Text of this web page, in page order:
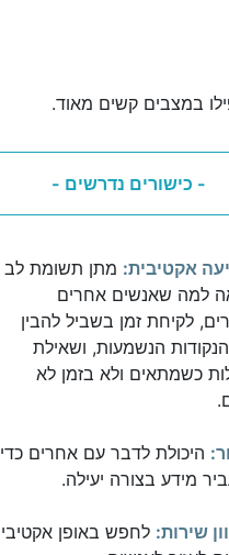
במצבים קשים מאוד.
- כישורים נדרשים -
אקטיבית: מתן תשומת לב
למה שאנשים אחרים
לקיחת זמן בשביל להבין
הנשמעות, ושאילת
כשמתאים ולא בזמן לא
היכולת לדבר עם אחרים כדי
מידע בצורה יעילה.
שירות: לחפש באופן אקטיבי